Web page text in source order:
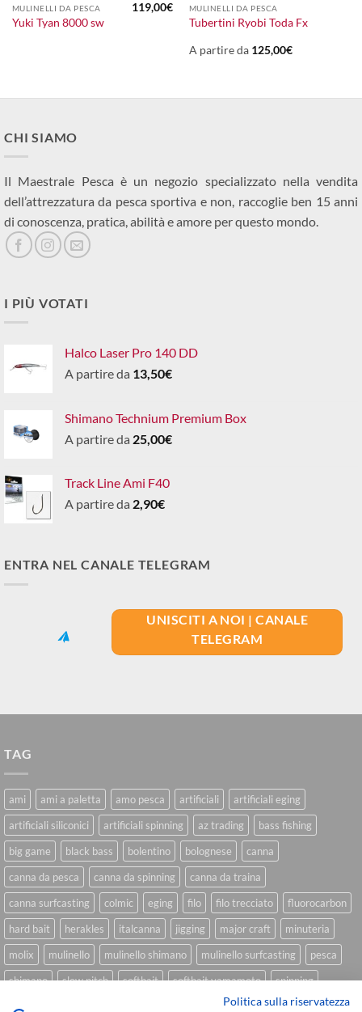
MULINELLI DA PESCA
Yuki Tyan 8000 sw
119,00€ MULINELLI DA PESCA
Tubertini Ryobi Toda Fx
A partire da 125,00€
CHI SIAMO
Il Maestrale Pesca è un negozio specializzato nella vendita
dell’attrezzatura da pesca sportiva e non, raccoglie ben 15 anni
di conoscenza, pratica, abilità e amore per questo mondo.
I PIÙ VOTATI
Halco Laser Pro 140 DD
A partire da 13,50€
Shimano Technium Premium Box
A partire da 25,00€
Track Line Ami F40
A partire da 2,90€
ENTRA NEL CANALE TELEGRAM
UNISCITI A NOI | CANALE
TELEGRAM
TAG
ami ami a paletta amo pesca artificiali
artificiali eging
artificiali siliconici
artificiali spinning az trading
bass fishing
big game
black bass bolentino bolognese
canna
canna da pesca
canna da spinning
canna da traina
canna surfcasting
colmic eging filo filo trecciato
fluorocarbon
hard bait
herakles italcanna jigging major craft
minuteria
molix
mulinello mulinello shimano mulinello surfcasting
pesca
shimano
slow pitch softbait softbait yamamoto
spinning
spinning inshore
trecciato trolling tubertini
Politica sulla riservatezza